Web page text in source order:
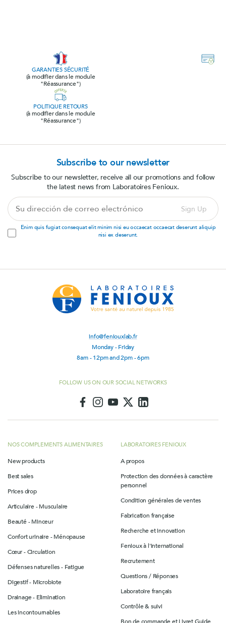
GARANTIES SÉCURITÉ
(à modifier dans le module
"Réassurance")
POLITIQUE RETOURS
(à modifier dans le module
"Réassurance")
info@feniouxlab.fr
Monday - Friday
8am - 12pm and 2pm - 6pm
FOLLOW US ON OUR SOCIAL NETWORKS
NOS COMPLEMENTS ALIMENTAIRES
New products
Best sales
Prices drop
Articulaire - Musculaire
Beauté - Minceur
Confort urinaire - Ménopause
Cœur - Circulation
Défenses naturelles - Fatigue
Digestif - Microbiote
Drainage - Elimination
Les incontournables
LABORATOIRES FENIOUX
A propos
Protection des données à caractère
personnel
Condition générales de ventes
Fabrication française
Recherche et innovation
Fenioux à l'international
Recrutement
Questions / Réponses
Laboratoire français
Contrôle & suivi
Subscribe to our newsletter
Subscribe to our newsletter, receive all our promotions and follow
the latest news from Laboratoires Fenioux.
dirección
de
correo
Sign Up
Enim quis fugiat consequat elit minim nisi eu occaecat occaecat deserunt aliquip
nisi ex deserunt.